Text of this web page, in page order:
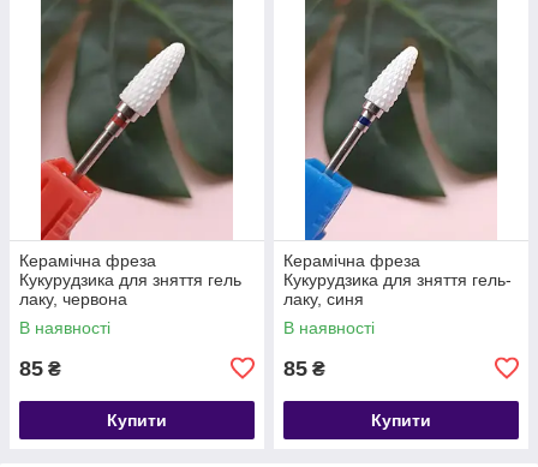
Керамічна фреза
Кукурудзика для зняття гель
лаку, червона
В наявності
85 ₴
Купити
Керамічна фреза
Кукурудзика для зняття гель-
лаку, синя
В наявності
85 ₴
Купити